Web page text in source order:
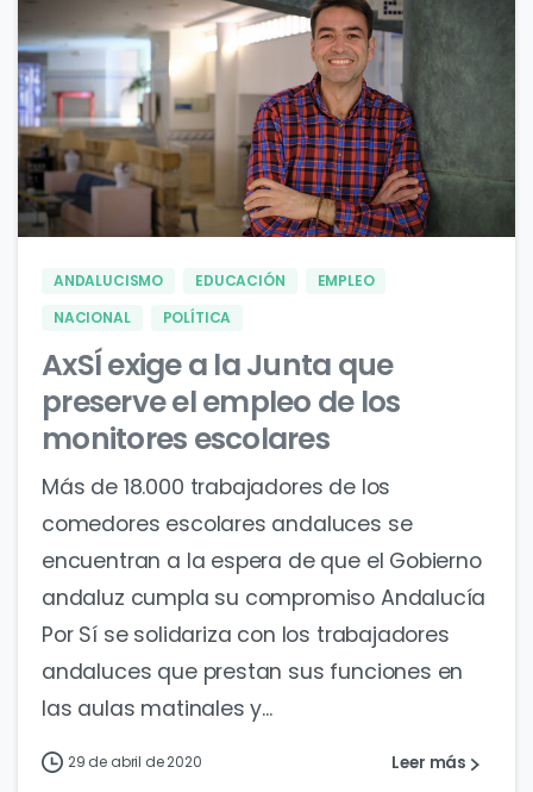
0
ANDALUCISMO EDUCACIÓN
EMPLEO
NACIONAL
POLÍTICA
AxSÍ exige a la Junta que
preserve el empleo de los
monitores escolares
Más de 18.000 trabajadores de los
comedores escolares andaluces se
encuentran a la espera de que el Gobierno
andaluz cumpla su compromiso Andalucía
Por Sí se solidariza con los trabajadores
andaluces que prestan sus funciones en
las aulas matinales y...
29 de abril de 2020 Leer más